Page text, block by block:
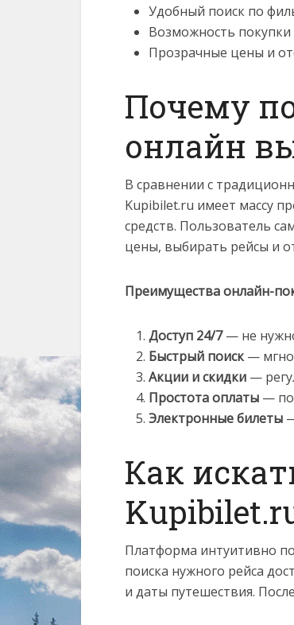
Удобный поиск по
Возможность покупки
Прозрачные цены и
Почему
онлайн
В сравнении с
Kupibilet.ru имеет массу
средств. Пользователь
цены, выбирать рейсы и
Преимущества онлайн-
Доступ 24/7— не
Быстрый поиск—
Акции и скидки —
Простота оплаты —
Электронные билеты
Как
Платформа интуитивно
поиска нужного рейса
и даты путешествия.